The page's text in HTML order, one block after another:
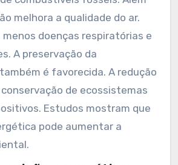
traz benefícios
Ela reduz a emissão
estufa. Isso contribui para
climáticas. A utilização de
como solar e eólica, diminui
combustíveis fósseis. Além
melhora a qualidade do ar.
menos doenças respiratórias e